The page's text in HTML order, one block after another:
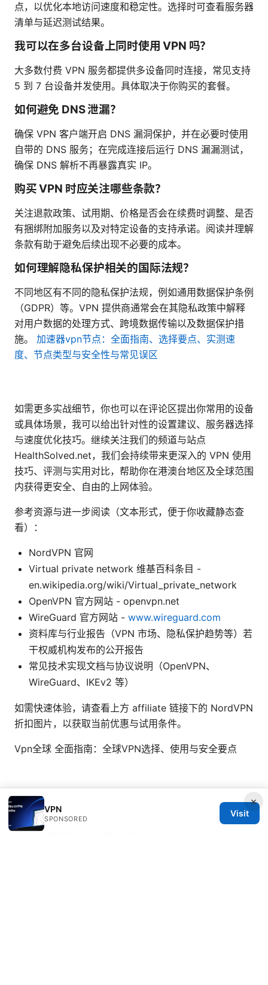
点，以优化本地访问速度和稳定性。选择时可查看服务器
清单与延迟测试结果。
我可以在多台设备上同时使用 VPN 吗？
大多数付费 VPN 服务都提供多设备同时连接，常见支持
5 到 7 台设备并发使用。具体取决于你购买的套餐。
如何避免 DNS 泄漏？
确保 VPN 客户端开启 DNS 漏洞保护，并在必要时使用
自带的 DNS 服务；在完成连接后运行 DNS 漏漏测试，
确保 DNS 解析不再暴露真实 IP。
购买 VPN 时应关注哪些条款？
关注退款政策、试用期、价格是否会在续费时调整、是否
有捆绑附加服务以及对特定设备的支持承诺。阅读并理解
条款有助于避免后续出现不必要的成本。
如何理解隐私保护相关的国际法规？
不同地区有不同的隐私保护法规，例如通用数据保护条例
（GDPR）等。VPN 提供商通常会在其隐私政策中解释
对用户数据的处理方式、跨境数据传输以及数据保护措
施。 加速器vpn节点：全面指南、选择要点、实测速
度、节点类型与安全性与常见误区
如需更多实战细节，你也可以在评论区提出你常用的设备
或具体场景，我可以给出针对性的设置建议、服务器选择
与速度优化技巧。继续关注我们的频道与站点
HealthSolved.net，我们会持续带来更深入的 VPN 使用
技巧、评测与实用对比，帮助你在港澳台地区及全球范围
内获得更安全、自由的上网体验。
参考资源与进一步阅读（文本形式，便于你收藏静态查
看）：
NordVPN 官网
Virtual private network 维基百科条目 -
en.wikipedia.org/wiki/Virtual_private_network
OpenVPN 官方网站 - openvpn.net
WireGuard 官方网站 - www.wireguard.com
资料库与行业报告（VPN 市场、隐私保护趋势等）若
干权威机构发布的公开报告
常见技术实现文档与协议说明（OpenVPN、
WireGuard、IKEv2 等）
如需快速体验，请查看上方 affiliate 链接下的 NordVPN
折扣图片，以获取当前优惠与试用条件。
Vpn全球 全面指南：全球VPN选择、使用与安全要点
×
VPN
SPONSORED
Visit
© 2026 Healthsolved. All rights reserved.